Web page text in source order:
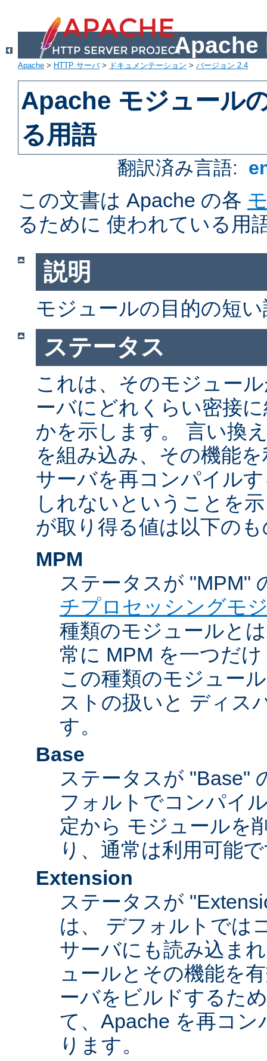
Apache
Apache > HTTP サーバ> ドキュメンテーション > バージョン 2.4
Apache モジュール
る用語
翻訳済み言語:
この文書は Apache の各
るために 使われている用
説明
モジュールの目的の短
ステータス
これは、そのモジュー
ーバにどれくらい密接
かを示します。 言い換
を組み込み、その機能
サーバを再コンパイル
しれないということを
が取り得る値は以下の
MPM
ステータスが "MPM"
チプロセッシングモ
種類のモジュールと
常に MPM を一つだ
この種類のモジュー
ストの扱いと ディス
す。
Base
ステータスが "Base"
フォルトでコンパイ
定から モジュールを
り、通常は利用可能
Extension
ステータスが
は、 デフォルトでは
サーバにも読み込ま
ュールとその機能を
ーバをビルドするた
て、Apache を再コ
ります。